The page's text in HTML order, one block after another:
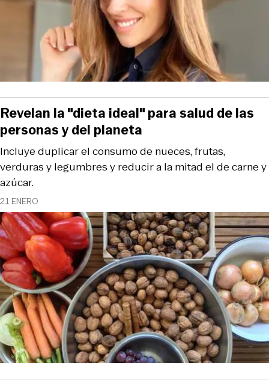
21 ENERO
Incluye duplicar el consumo de nueces, frutas,
verduras y legumbres y reducir a la mitad el de carne y
azúcar.
Revelan la "dieta ideal" para salud de las
personas y del planeta